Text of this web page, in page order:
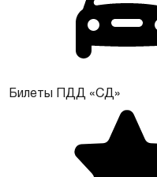
Билеты ПДД «СД»